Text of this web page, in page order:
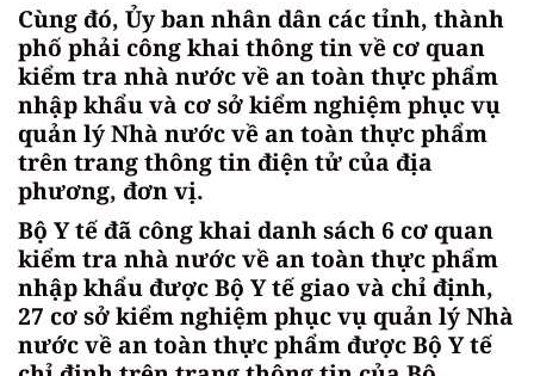
Cùng đó, Ủy ban nhân dân các tỉnh, thành
phố phải công khai thông tin về cơ quan
kiểm tra nhà nước về an toàn thực phẩm
nhập khẩu và cơ sở kiểm nghiệm phục vụ
quản lý Nhà nước về an toàn thực phẩm
trên trang thông tin điện tử của địa
phương, đơn vị.
Bộ Y tế đã công khai danh sách 6 cơ quan
kiểm tra nhà nước về an toàn thực phẩm
nhập khẩu được Bộ Y tế giao và chỉ định,
27 cơ sở kiểm nghiệm phục vụ quản lý Nhà
nước về an toàn thực phẩm được Bộ Y tế